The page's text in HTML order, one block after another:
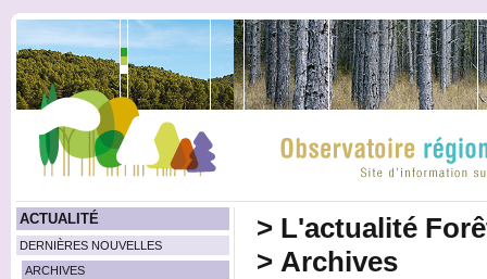
ACTUALITÉ
DERNIÈRES NOUVELLES
ARCHIVES
> L'actualité
> Archives